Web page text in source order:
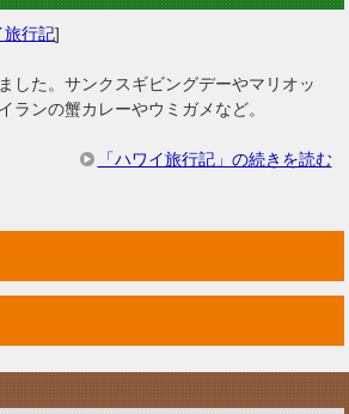
旅行記]
した。サンクスギビングデーやマリオッ
ランの蟹カレーやウミガメなど。
「ハワイ旅行記」の続きを読む